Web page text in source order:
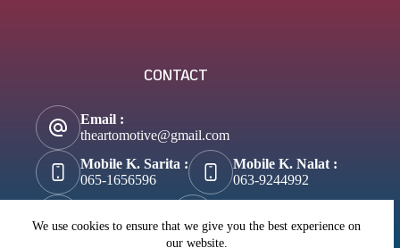
We use cookies to ensure that we give you the best experience on
our website.
CONTACT
Email :
theartomotive@gmail.com
Mobile K. Sarita :
065-1656596
Mobile K. Nalat :
063-9244992
@theartomotive
Biztosuccess.com